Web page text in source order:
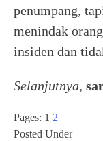
penumpang,
menindak
insiden dan
Selanjutnya,
Pages: 1 2
Posted Under